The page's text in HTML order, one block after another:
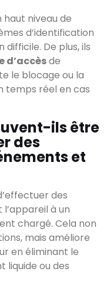
haut niveau de
d’identification
De plus, ils
d’accèsde
le blocage ou la
temps réel en cas
ils être
des
et
des
à un
chargé. Cela non
mais améliore
en éliminant le
liquide ou des